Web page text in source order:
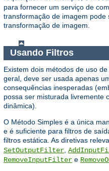
para fornecer um serviço de
transformação de imagem
transformação de imagem.
Usando Filtros
Existem dois métodos de uso
geral, deve ser usada apenas
consequências inesperadas
possa ser misturada livremente
dinâmica).
O Método Simples é a única
e é suficiente para filtros de
filtros estática. As diretivas
SetOutputFilter
RemoveInputFilter e